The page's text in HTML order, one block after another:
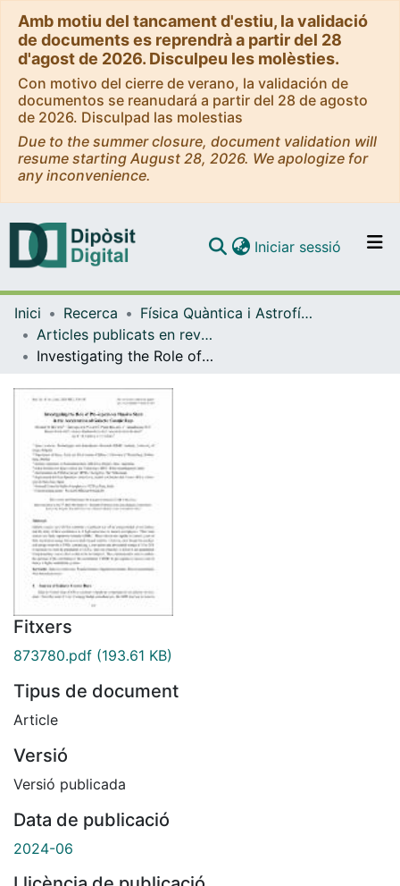
Amb motiu del tancament d'estiu, la validació
de documents es reprendrà a partir del 28
d'agost de 2026. Disculpeu les molèsties.
Con motivo del cierre de verano, la validación de
documentos se reanudará a partir del 28 de agosto
de 2026. Disculpad las molestias
Due to the summer closure, document validation will
resume starting August 28, 2026. We apologize for
any inconvenience.
Navega per tot el DD
Com publicar
Iniciar sessió (current)
Inici Recerca
Física Quàntica i Astrofísica
Articles publicats en revistes (Física Quàntica i Astrofísica)
Investigating the Role of Pre-supernova Massive Stars in the Acceleration of Galactic Cosmic Rays
Fitxers
873780.pdf (193.61 KB)
Tipus de document
Article
Versió
Versió publicada
Data de publicació
2024-06